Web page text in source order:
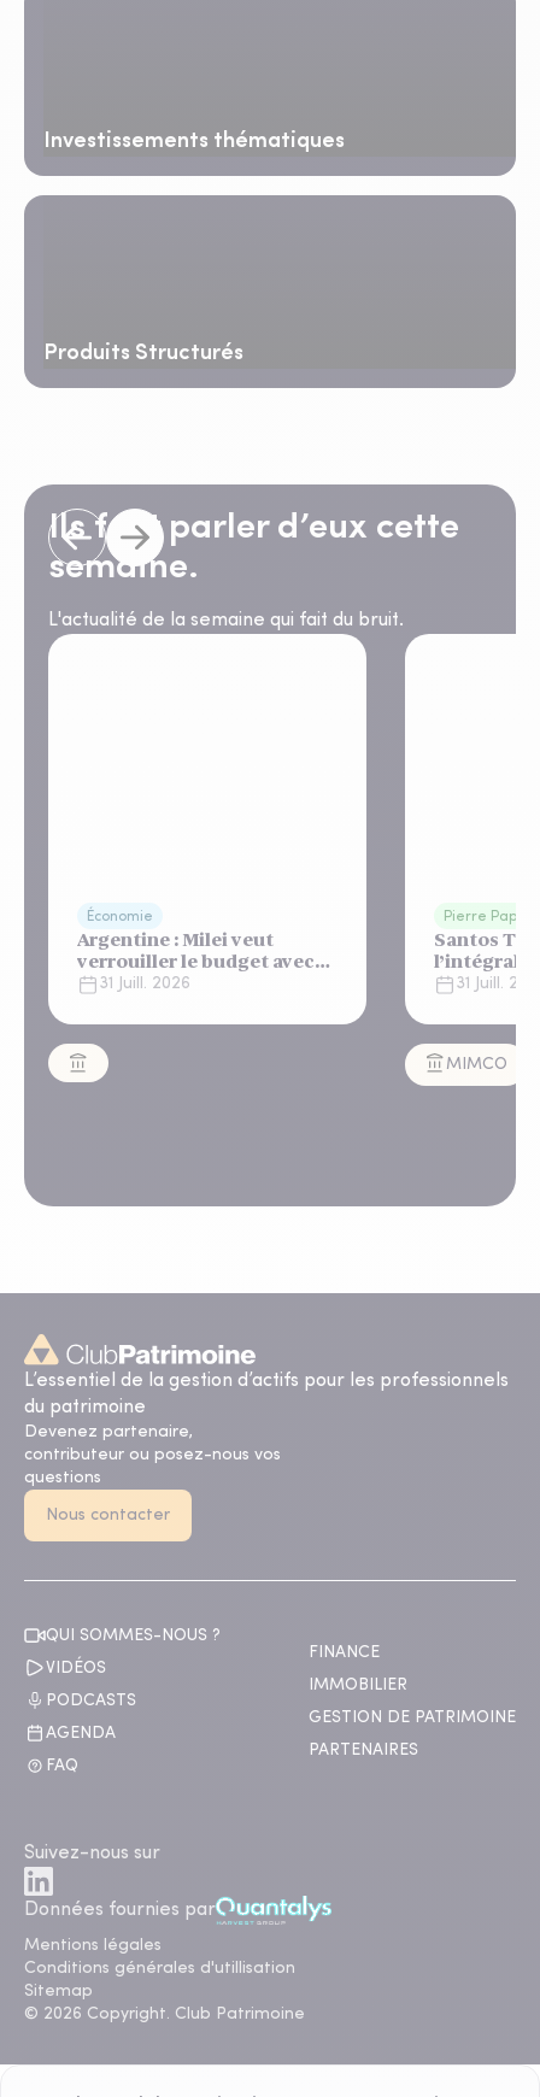
Investissements thématiques
Produits Structurés
Ils font parler d’eux cette
semaine.
L'actualité de la semaine qui fait du bruit.
Économie
Argentine : Milei veut
verrouiller le budget avec
un "shutdown"
regard bienveillant du FMI
31 Juill. 2026
Pierre Papier
Santos
31 Juill.
MIMCO
L’essentiel de la gestion d’actifs pour les professionnels
du patrimoine
Devenez partenaire,
contributeur ou posez-nous vos
questions
Nous contacter
QUI SOMMES-NOUS ?
VIDÉOS
PODCASTS
AGENDA
FAQ
FINANCE
IMMOBILIER
GESTION DE PATRIMOINE
PARTENAIRES
Suivez-nous sur
Données fournies par
Mentions légales
Conditions générales d'utillisation
Sitemap
© 2026 Copyright. Club Patrimoine